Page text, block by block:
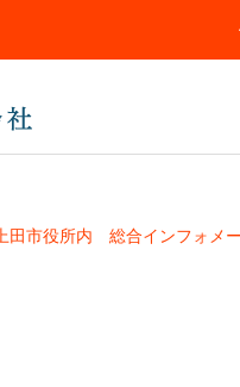
上田市役所内 総合インフォメ